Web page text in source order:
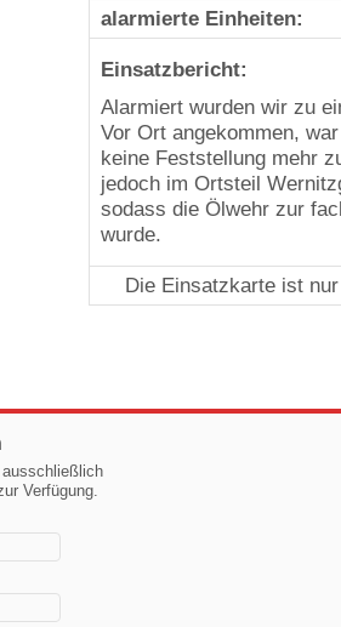
alarmierte Einheiten:
Einsatzbericht:
Alarmiert wurden wir zu
Vor Ort angekommen,
keine Feststellung mehr
jedoch im Ortsteil
sodass die Ölwehr zur
wurde.
Die Einsatzkarte ist
Verfügung.